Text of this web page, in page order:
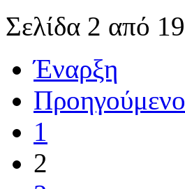
Σελίδα 2 από 19
Έναρξη
Προηγούμενο
1
2